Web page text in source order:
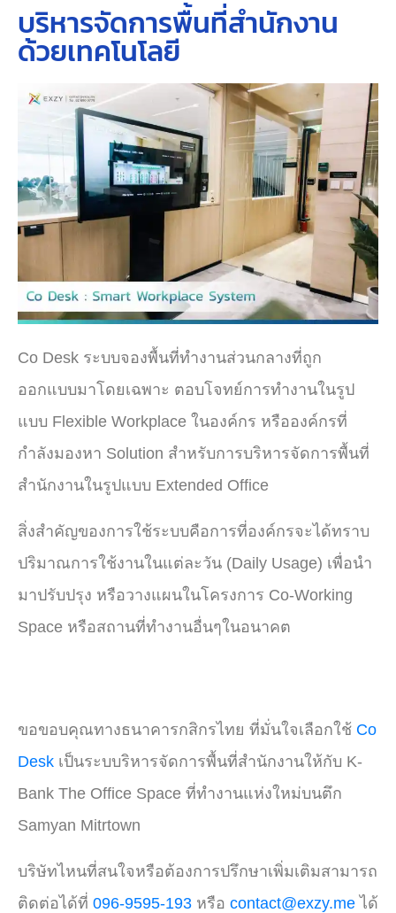
บริหารจัดการพื้นที่สำนักงาน
ด้วยเทคโนโลยี
Co Desk ระบบจองพื้นที่ทำงานส่วนกลางที่ถูก
ออกแบบมาโดยเฉพาะ ตอบโจทย์การทำงานในรูป
แบบ Flexible Workplace ในองค์กร หรือองค์กรที่
กำลังมองหา Solution สำหรับการบริหารจัดการพื้นที่
สำนักงานในรูปแบบ Extended Office
สิ่งสำคัญของการใช้ระบบคือการที่องค์กรจะได้ทราบ
ปริมาณการใช้งานในแต่ละวัน (Daily Usage) เพื่อนำ
มาปรับปรุง หรือวางแผนในโครงการ Co-Working
Space หรือสถานที่ทำงานอื่นๆในอนาคต
ขอขอบคุณทางธนาคารกสิกรไทย ที่มั่นใจเลือกใช้ Co
Desk เป็นระบบริหารจัดการพื้นที่สำนักงานให้กับ K-
Bank The Office Space ที่ทำงานแห่งใหม่บนตึก
Samyan Mitrtown
บริษัทไหนที่สนใจหรือต้องการปรึกษาเพิ่มเติมสามารถ
ติดต่อได้ที่ 096-9595-193 หรือ contact@exzy.me ได้